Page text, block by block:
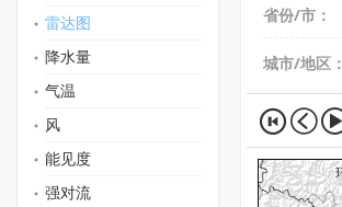
雷达图
降水量
气温
风
能见度
强对流
省份/市：
城市/地区：